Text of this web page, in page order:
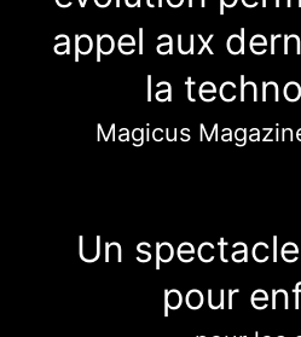
appel aux
la
Magicus
Un
pour